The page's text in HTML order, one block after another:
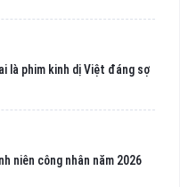
là phim kinh dị Việt đáng sợ
niên công nhân năm 2026